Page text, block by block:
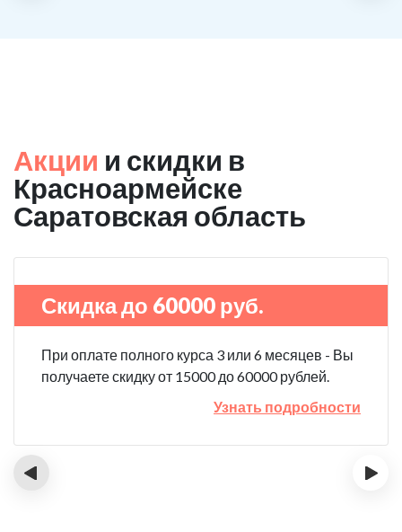
Акции и скидки в
Красноармейске
Саратовская область
Скидка до 60000 руб.
При оплате полного курса 3 или 6 месяцев - Вы
получаете скидку от 15000 до 60000 рублей.
Узнать подробности
‹ ›